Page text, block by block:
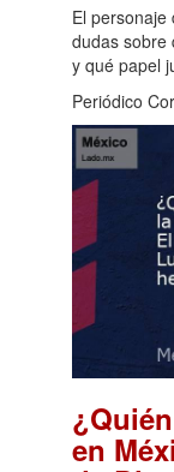
El personaje
dudas sobre
y qué papel
Periódico
en